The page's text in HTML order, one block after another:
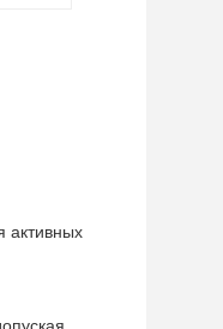
активных